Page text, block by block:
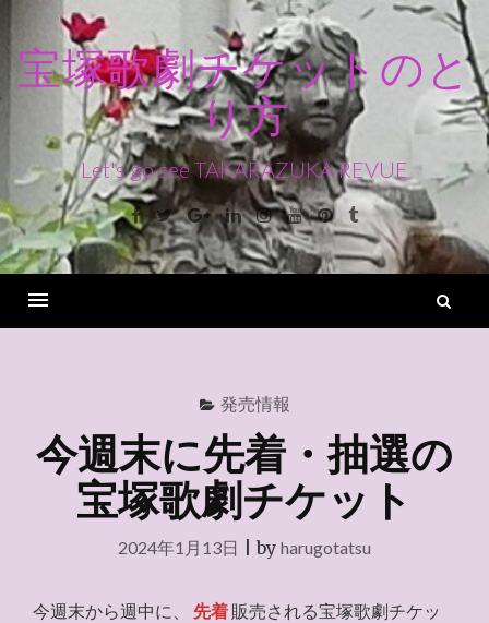
ン
ス
キ
ッ
宝塚歌劇チケットのと
り方
Let's go see TAKARAZUKA REVUE
Facebook
TwitterGoogle+LinkedinInstagram
YoutubePinterest
Tumblr
発売情報
今週末に先着・抽選の
宝塚歌劇チケット
2024年1月13日 |by harugotatsu
今週末から週中に、 先着 販売される宝塚歌劇チケッ